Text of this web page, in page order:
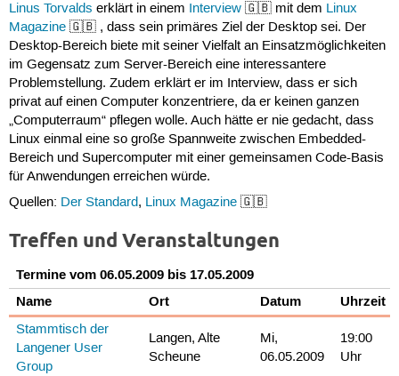
Linus Torvalds erklärt in einem Interview🇬🇧 mit dem Linux
Magazine🇬🇧 , dass sein primäres Ziel der Desktop sei. Der
Desktop-Bereich biete mit seiner Vielfalt an Einsatzmöglichkeiten
im Gegensatz zum Server-Bereich eine interessantere
Problemstellung. Zudem erklärt er im Interview, dass er sich
privat auf einen Computer konzentriere, da er keinen ganzen
„Computerraum“ pflegen wolle. Auch hätte er nie gedacht, dass
Linux einmal eine so große Spannweite zwischen Embedded-
Bereich und Supercomputer mit einer gemeinsamen Code-Basis
für Anwendungen erreichen würde.
Quellen: Der Standard, Linux Magazine🇬🇧
Treffen und Veranstaltungen
Termine vom 06.05.2009 bis 17.05.2009
Name
Ort Datum Uhrzeit
Stammtisch der
Langener User
Group
Langen, Alte
Scheune
Mi,
06.05.2009
19:00
Uhr